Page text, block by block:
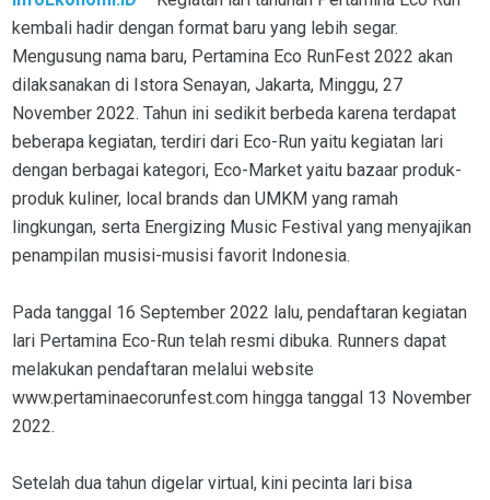
kembali hadir dengan format baru yang lebih segar.
Mengusung nama baru, Pertamina Eco RunFest 2022 akan
dilaksanakan di Istora Senayan, Jakarta, Minggu, 27
November 2022. Tahun ini sedikit berbeda karena terdapat
beberapa kegiatan, terdiri dari Eco-Run yaitu kegiatan lari
dengan berbagai kategori, Eco-Market yaitu bazaar produk-
produk kuliner, local brands dan UMKM yang ramah
lingkungan, serta Energizing Music Festival yang menyajikan
penampilan musisi-musisi favorit Indonesia.
Pada tanggal 16 September 2022 lalu, pendaftaran kegiatan
lari Pertamina Eco-Run telah resmi dibuka. Runners dapat
melakukan pendaftaran melalui website
www.pertaminaecorunfest.com hingga tanggal 13 November
2022.
Setelah dua tahun digelar virtual, kini pecinta lari bisa